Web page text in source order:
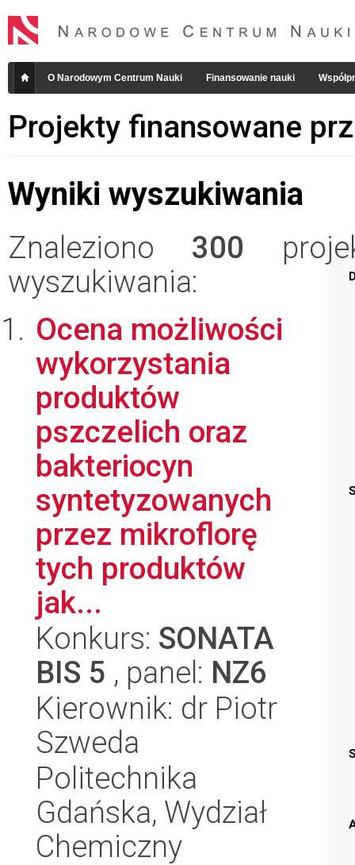
O Narodowym Centrum Nauki Finansowanie nauki
Projekty finansowane
Wyniki wyszukiwania
Znaleziono 300
wyszukiwania:
Ocena możliwości
wykorzystania
produktów
pszczelich oraz
bakteriocyn
syntetyzowanych
przez mikroflorę
tych produktów
jak...
Konkurs: SONATA
BIS 5 , panel: NZ6
Kierownik: dr Piotr
Szweda
Politechnika
Gdańska, Wydział
Chemiczny